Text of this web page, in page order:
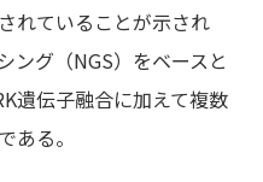
れていることが示され
ング（NGS）をベースと
遺伝子融合に加えて複数
ある。